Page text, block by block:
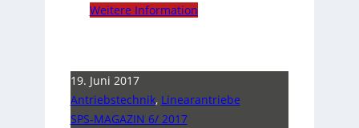
Weitere Information
19. Juni 2017
Antriebstechnik, Linearantriebe
SPS-MAGAZIN 6/ 2017